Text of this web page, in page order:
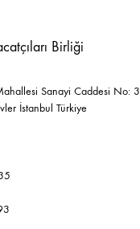
Birliği
Sanayi Caddesi No: 3
İstanbul Türkiye